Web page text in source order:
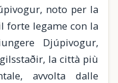
noto per la
forte legame con la
Djúpivogur,
la città più
avvolta dalle